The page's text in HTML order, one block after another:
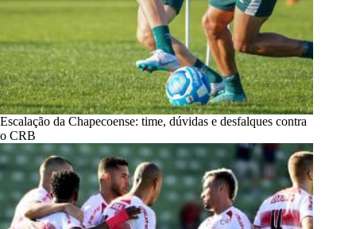
Escalação da Chapecoense: time, dúvidas e desfalques contra
o CRB